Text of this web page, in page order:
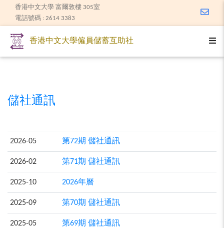
香港中文大學 富爾敦樓 305室
電話號碼 : 2614 3383
Email
香港中文大學僱員儲蓄互助社
儲社通訊
2026-05 第72期 儲社通訊
2026-02 第71期 儲社通訊
2025-10 2026年曆
2025-09 第70期 儲社通訊
2025-05 第69期 儲社通訊